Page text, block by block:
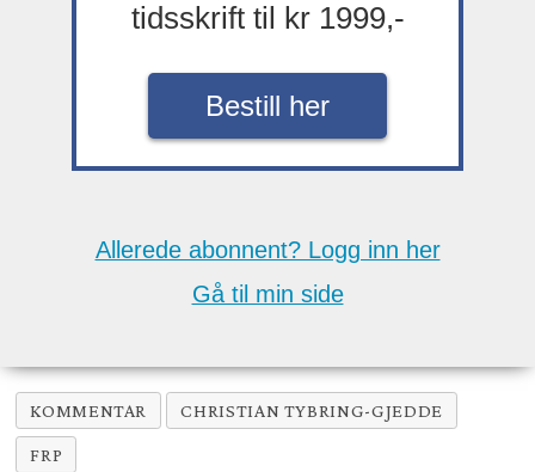
tidsskrift til kr 1999,-
Bestill her
Allerede abonnent? Logg inn her
Gå til min side
KOMMENTAR CHRISTIAN TYBRING-GJEDDE
FRP